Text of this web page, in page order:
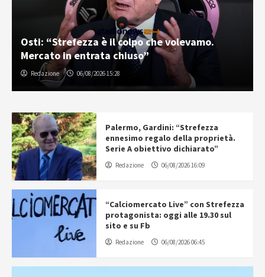
Osti: “Strefezza è il colpo che volevamo.
Mercato in entrata chiuso”
Redazione 06/08/2026 15:28
Palermo, Gardini: “Strefezza
ennesimo regalo della proprietà.
Serie A obiettivo dichiarato”
Redazione 06/08/2026 16:09
“Calciomercato Live” con Strefezza
protagonista: oggi alle 19.30 sul
sito e su Fb
Redazione 06/08/2026 06:45